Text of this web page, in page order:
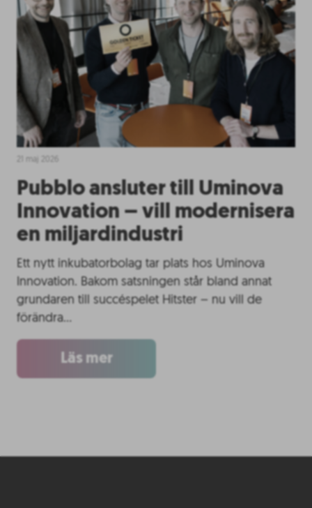
Pubblo ansluter till Uminova
Innovation – vill modernisera
en miljardindustri
Ett nytt inkubatorbolag tar plats hos Uminova
Innovation. Bakom satsningen står bland annat
grundaren till succéspelet Hitster – nu vill de
förändra…
Läs mer